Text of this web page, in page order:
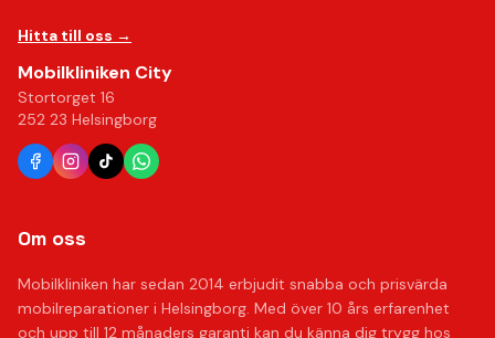
Hitta till oss →
Mobilkliniken City
Stortorget 16
252 23 Helsingborg
Om oss
Mobilkliniken har sedan 2014 erbjudit snabba och prisvärda
mobilreparationer i Helsingborg. Med över 10 års erfarenhet
och upp till 12 månaders garanti kan du känna dig trygg hos